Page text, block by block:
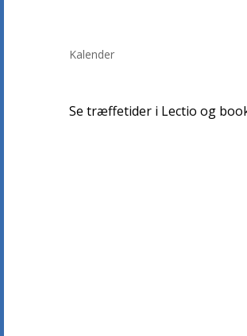
Kalender
Se træffetider i Lectio og